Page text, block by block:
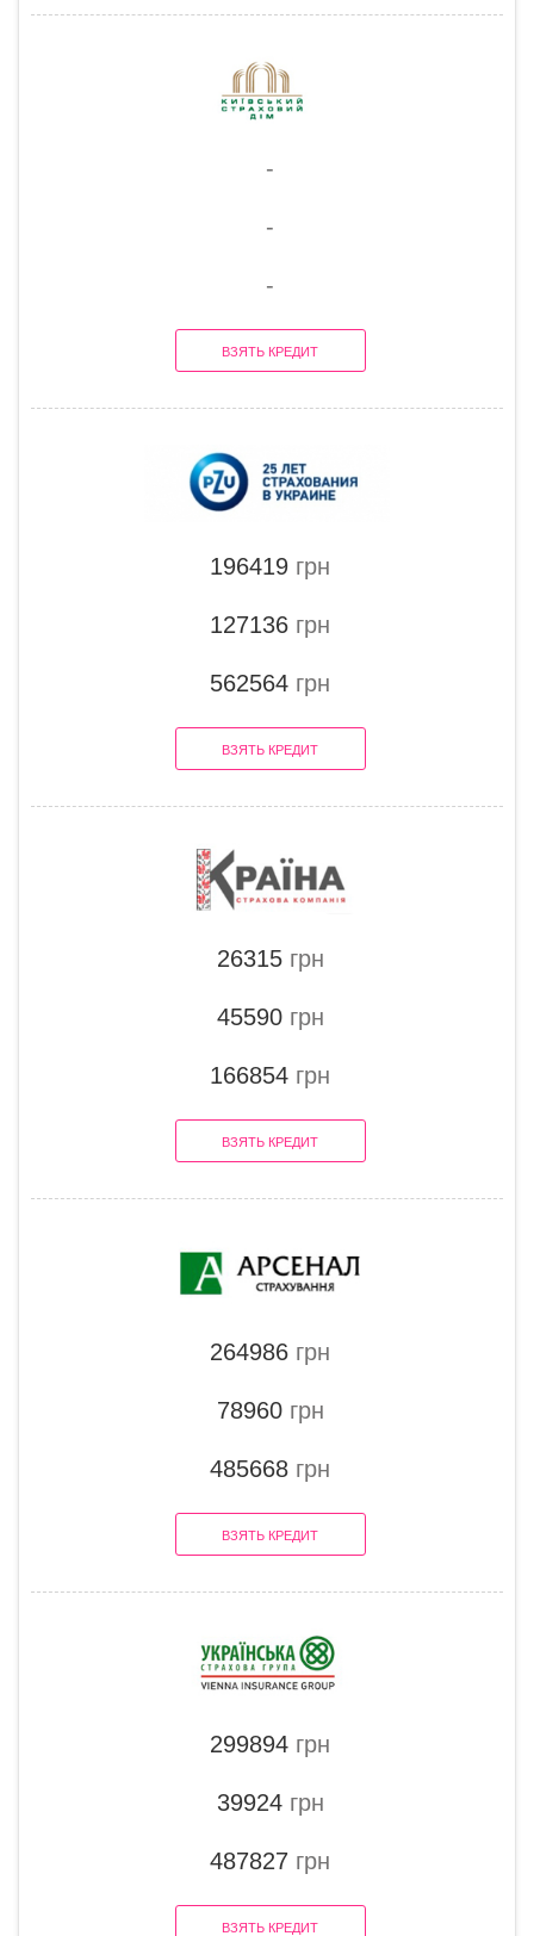
-
-
-
ВЗЯТЬ КРЕДИТ
196419 грн
127136 грн
562564 грн
ВЗЯТЬ КРЕДИТ
26315грн
45590грн
166854 грн
ВЗЯТЬ КРЕДИТ
264986 грн
78960грн
485668 грн
ВЗЯТЬ КРЕДИТ
299894 грн
39924грн
487827 грн
ВЗЯТЬ КРЕДИТ